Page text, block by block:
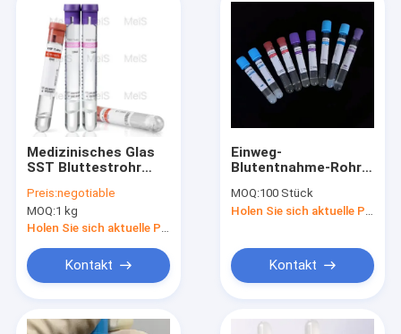
Medizinisches Glas
SST Bluttestrohr
Preis:negotiable
MOQ:1 kg
Kontakt
Einweg-
Blutentnahme-Rohr
Einweg-Vakuum-
Steril-Rohr
MOQ:100 Stück
Kontakt